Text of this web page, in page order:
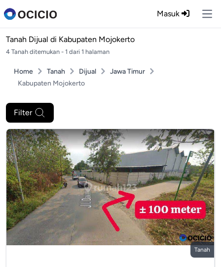
Masuk
Tanah Dijual di Kabupaten Mojokerto
4 Tanah ditemukan - 1 dari 1 halaman
Home Tanah Dijual
Jawa Timur
Kabupaten Mojokerto
Filter
Tanah